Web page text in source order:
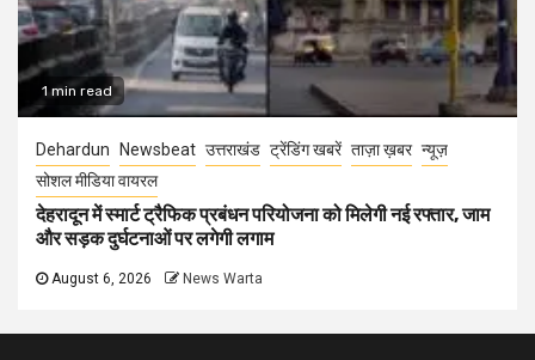
1 min read
Dehardun Newsbeat उत्तराखंड ट्रेंडिंग खबरें ताज़ा ख़बर न्यूज़
सोशल मीडिया वायरल
देहरादून में स्मार्ट ट्रैफिक प्रबंधन परियोजना को मिलेगी नई रफ्तार, जाम
और सड़क दुर्घटनाओं पर लगेगी लगाम
August 6, 2026 News Warta